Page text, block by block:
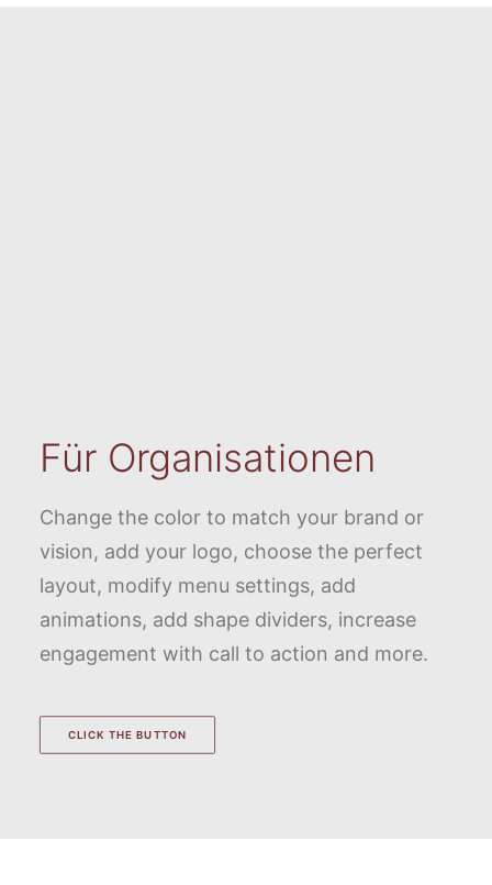
Für Organisationen
Change the color to match your brand or
vision, add your logo, choose the perfect
layout, modify menu settings, add
animations, add shape dividers, increase
engagement with call to action and more.
CLICK THE BUTTON